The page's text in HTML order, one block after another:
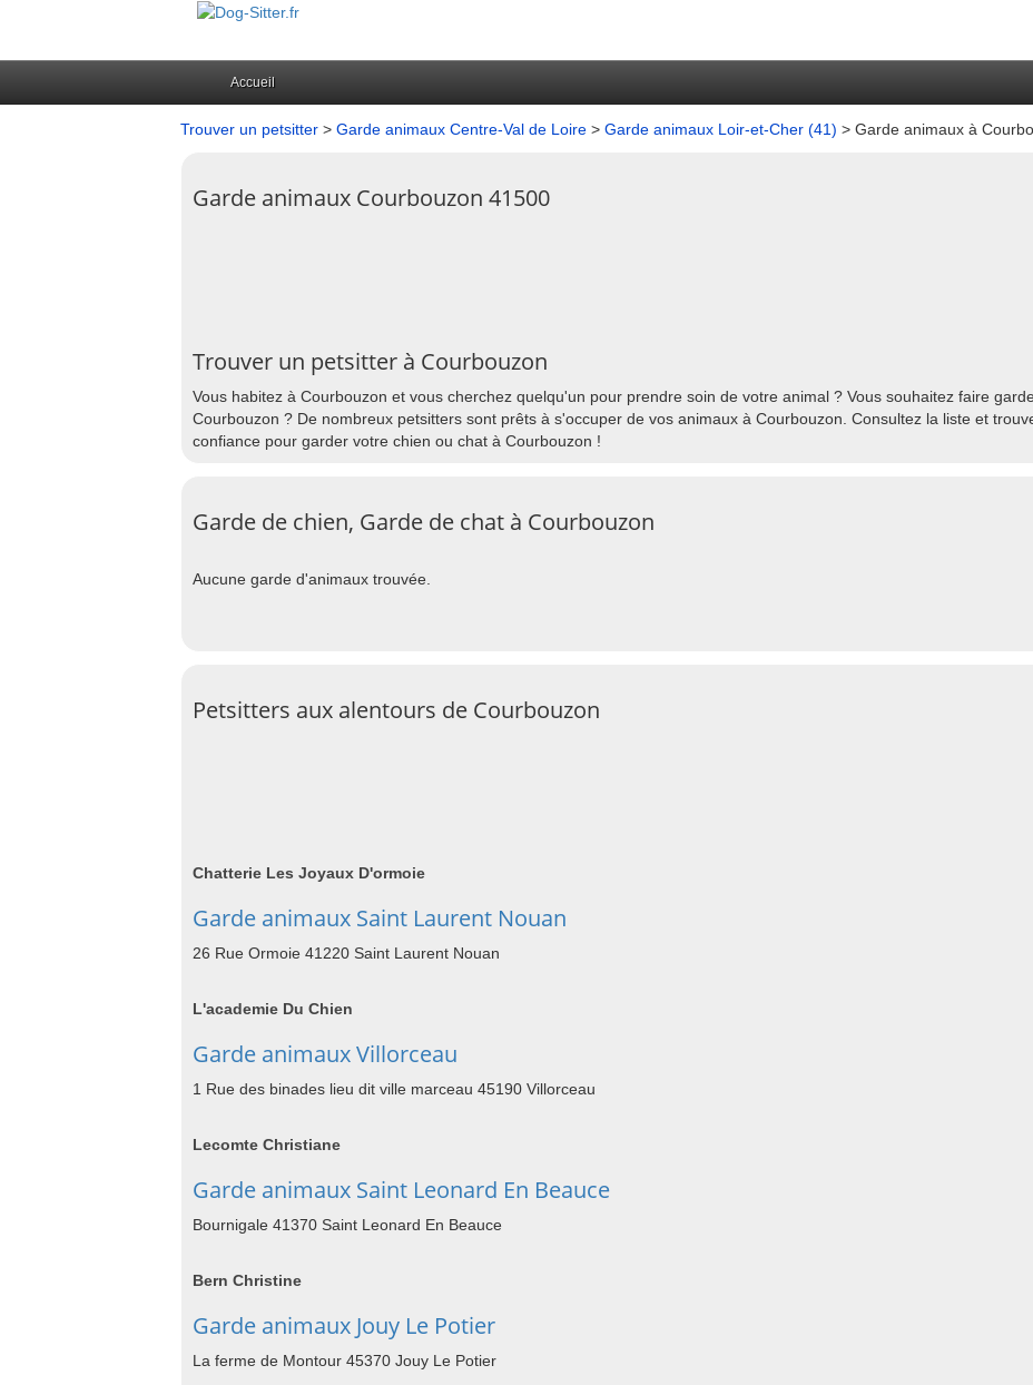
Accueil
Trouver un petsitter > Garde animaux Centre-Val de Loire > Garde animaux Loir-et-Cher (41) > Garde animaux à
Garde animaux Courbouzon 41500
Trouver un petsitter à Courbouzon
Vous habitez à Courbouzon et vous cherchez quelqu'un pour prendre soin de votre animal ? Vous souhaitez faire
Courbouzon ? De nombreux petsitters sont prêts à s'occuper de vos animaux à Courbouzon. Consultez la liste et
confiance pour garder votre chien ou chat à Courbouzon !
Garde de chien, Garde de chat à Courbouzon
Aucune garde d'animaux trouvée.
Petsitters aux alentours de Courbouzon
Chatterie Les Joyaux D'ormoie
Garde animaux Saint Laurent Nouan
26 Rue Ormoie 41220 Saint Laurent Nouan
L'academie Du Chien
Garde animaux Villorceau
1 Rue des binades lieu dit ville marceau 45190 Villorceau
Lecomte Christiane
Garde animaux Saint Leonard En Beauce
Bournigale 41370 Saint Leonard En Beauce
Bern Christine
Garde animaux Jouy Le Potier
La ferme de Montour 45370 Jouy Le Potier